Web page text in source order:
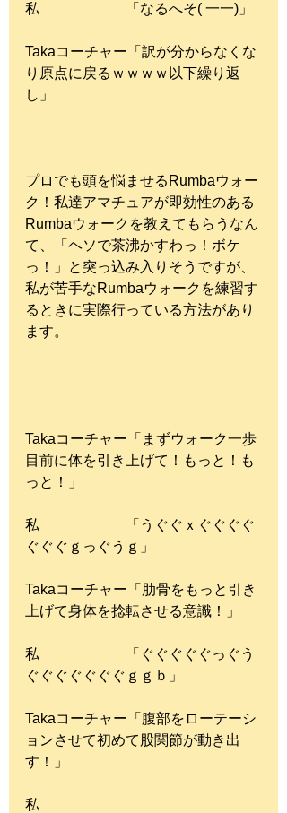
私　　　　　　「なるへそ( 一一)」
Takaコーチャー「訳が分からなくな
り原点に戻るｗｗｗｗ以下繰り返
し」
プロでも頭を悩ませるRumbaウォー
ク！私達アマチュアが即効性のある
Rumbaウォークを教えてもらうなん
て、「ヘソで茶沸かすわっ！ボケ
っ！」と突っ込み入りそうですが、
私が苦手なRumbaウォークを練習す
るときに実際行っている方法があり
ます。
Takaコーチャー「まずウォーク一歩
目前に体を引き上げて！もっと！も
っと！」
私　　　　　　「うぐぐｘぐぐぐぐ
ぐぐぐｇっぐうｇ」
Takaコーチャー「肋骨をもっと引き
上げて身体を捻転させる意識！」
私　　　　　　「ぐぐぐぐぐっぐう
ぐぐぐぐぐぐぐｇｇｂ」
Takaコーチャー「腹部をローテーシ
ョンさせて初めて股関節が動き出
す！」
私